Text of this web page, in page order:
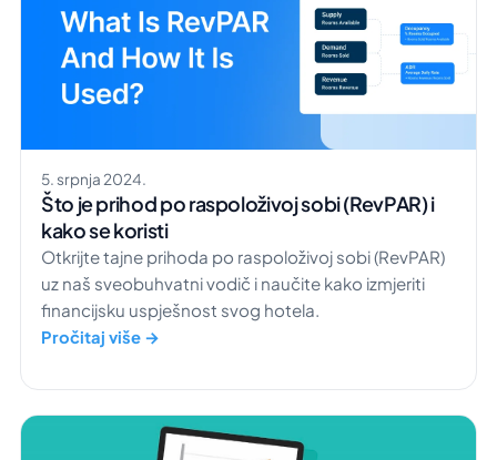
5. srpnja 2024.
Što je prihod po raspoloživoj sobi (RevPAR) i
kako se koristi
Otkrijte tajne prihoda po raspoloživoj sobi (RevPAR)
uz naš sveobuhvatni vodič i naučite kako izmjeriti
financijsku uspješnost svog hotela.
Pročitaj više →